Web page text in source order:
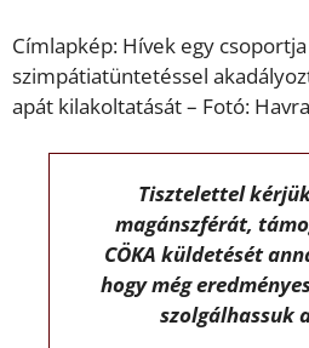
Címlapkép: Hívek egy
szimpátiatüntetéssel
apát kilakoltatását – Fotó:
Tisztelettel
magánszférát,
CÖKA küldetését
hogy még
szolgálhassuk